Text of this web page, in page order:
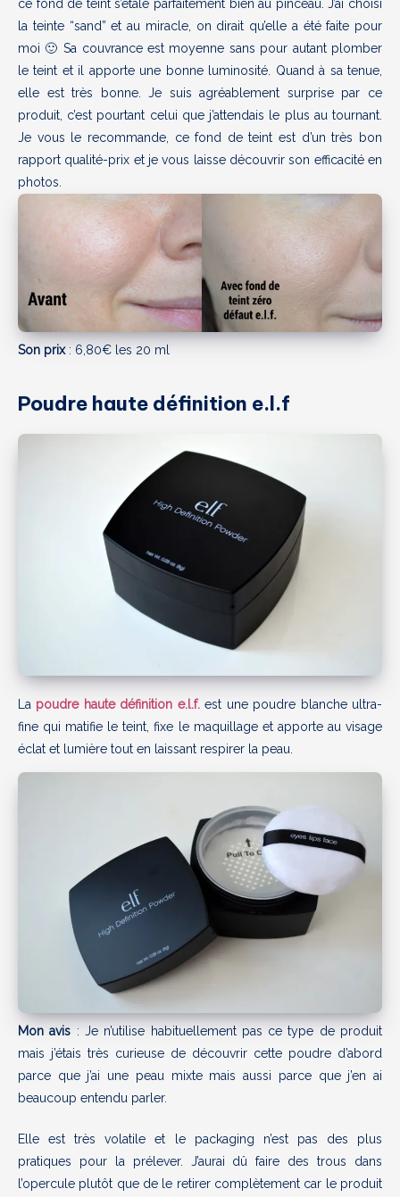
ce fond de teint s’étale parfaitement bien au pinceau. J’ai choisi
la teinte “sand” et au miracle, on dirait qu’elle a été faite pour
moi 🙂 Sa couvrance est moyenne sans pour autant plomber
le teint et il apporte une bonne luminosité. Quand à sa tenue,
elle est très bonne. Je suis agréablement surprise par ce
produit, c’est pourtant celui que j’attendais le plus au tournant.
Je vous le recommande, ce fond de teint est d’un très bon
rapport qualité-prix et je vous laisse découvrir son efficacité en
photos.
Son prix: 6,80€ les 20 ml
Poudre haute définition e.l.f
La poudre haute définition e.l.f.est une poudre blanche ultra-
fine qui matifie le teint, fixe le maquillage et apporte au visage
éclat et lumière tout en laissant respirer la peau.
Mon avis : Je n’utilise habituellement pas ce type de produit
mais j’étais très curieuse de découvrir cette poudre d’abord
parce que j’ai une peau mixte mais aussi parce que j’en ai
beaucoup entendu parler.
Elle est très volatile et le packaging n’est pas des plus
pratiques pour la prélever. J’aurai dû faire des trous dans
l’opercule plutôt que de le retirer complètement car le produit